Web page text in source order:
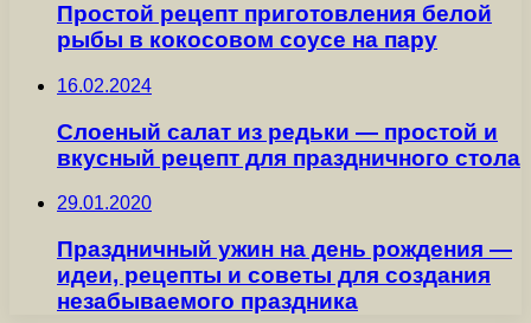
Простой рецепт приготовления белой
рыбы в кокосовом соусе на пару
16.02.2024
Слоеный салат из редьки — простой и
вкусный рецепт для праздничного стола
29.01.2020
Праздничный ужин на день рождения —
идеи, рецепты и советы для создания
незабываемого праздника